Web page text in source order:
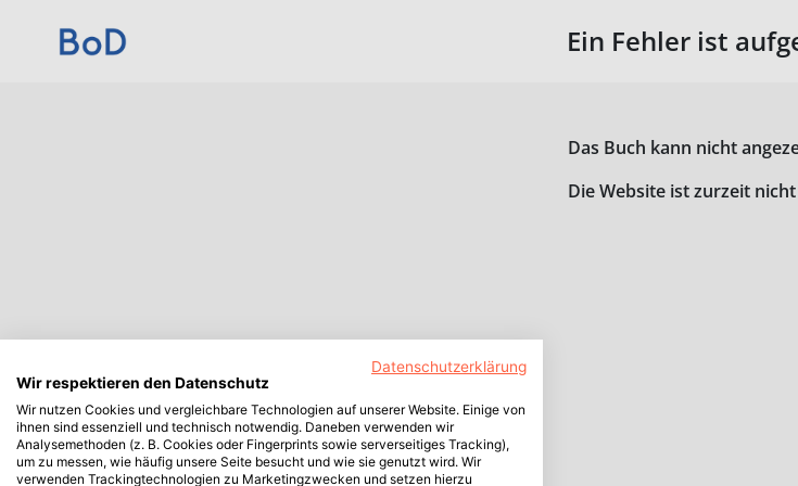
Ein Fehler ist
Das Buch kann nicht
Die Website ist zurzeit
Datenschutzerklärung
Wir respektieren den Datenschutz
Wir nutzen Cookies und vergleichbare Technologien auf unserer Website. Einige von
ihnen sind essenziell und technisch notwendig. Daneben verwenden wir
Analysemethoden (z. B. Cookies oder Fingerprints sowie serverseitiges Tracking),
um zu messen, wie häufig unsere Seite besucht und wie sie genutzt wird. Wir
verwenden Trackingtechnologien zu Marketingzwecken und setzen hierzu